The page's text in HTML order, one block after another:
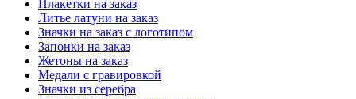
Плакетки на заказ
Литье латуни на заказ
Значки на заказ с логотипом
Запонки на заказ
Жетоны на заказ
Медали с гравировкой
Значки из серебра